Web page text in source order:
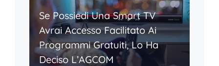
Se Possiedi Una Smart TV
Avrai Accesso Facilitato Ai
Programmi Gratuiti, Lo Ha
Deciso L’AGCOM